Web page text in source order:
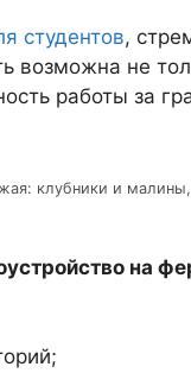
студентов,
возможна не
работы за
клубники и
на